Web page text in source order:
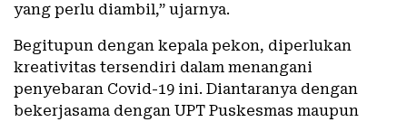
yang perlu diambil,” ujarnya.
Begitupun dengan kepala pekon, diperlukan
kreativitas tersendiri dalam menangani
penyebaran Covid-19 ini. Diantaranya dengan
bekerjasama dengan UPT Puskesmas maupun